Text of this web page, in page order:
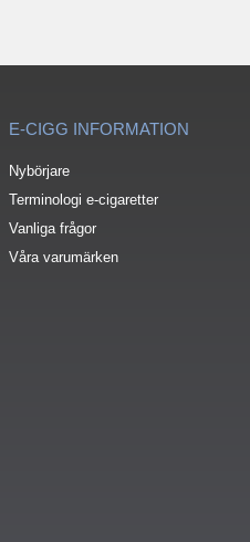
E-CIGG INFORMATION
Nybörjare
Terminologi e-cigaretter
Vanliga frågor
Våra varumärken